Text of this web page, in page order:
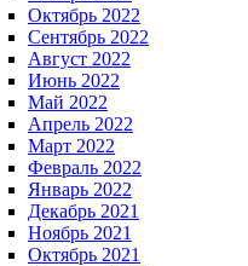
Октябрь 2022
Сентябрь 2022
Август 2022
Июнь 2022
Май 2022
Апрель 2022
Март 2022
Февраль 2022
Январь 2022
Декабрь 2021
Ноябрь 2021
Октябрь 2021